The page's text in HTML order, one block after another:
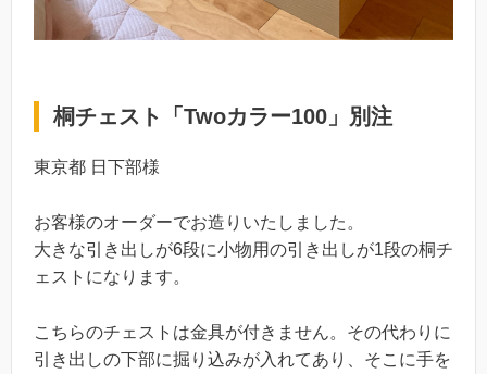
桐チェスト「Twoカラー100」別注
東京都 日下部様
お客様のオーダーでお造りいたしました。
大きな引き出しが6段に小物用の引き出しが1段の桐チ
ェストになります。
こちらのチェストは金具が付きません。その代わりに
引き出しの下部に掘り込みが入れてあり、そこに手を